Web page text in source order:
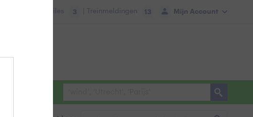
Mijn Account
Files 3 | Treinmeldingen 13